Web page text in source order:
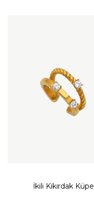
İkili Kıkırdak Küpe